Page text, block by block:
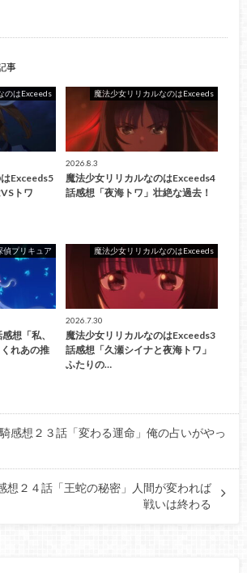
事
のはExceeds
Exceeds5
トワ
魔法少女リリカルなのはExceeds
2026.8.3
魔法少女リリカルなのはExceeds4
話感想「夜海トワ」壮絶な過去！
偵プリキュア
想「私、
れあの推
魔法少女リリカルなのはExceeds
2026.7.30
魔法少女リリカルなのはExceeds3
話感想「久瀬シイナと夜海トワ」
ふたりの…
感想２３話「変わる運命」俺の占いがやっ
想２４話「王蛇の秘密」人間が変われば
戦いは終わる